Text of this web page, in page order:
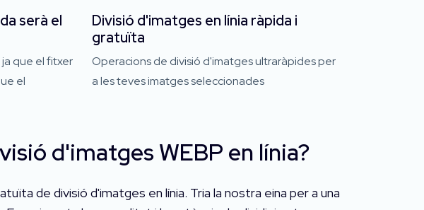
serà el
que el fitxer
el
Divisió d'imatges en línia ràpida i
gratuïta
Operacions de divisió d'imatges ultraràpides per
a les teves imatges seleccionades
d'imatges WEBP en línia?
de divisió d'imatges en línia. Tria la nostra eina per a una